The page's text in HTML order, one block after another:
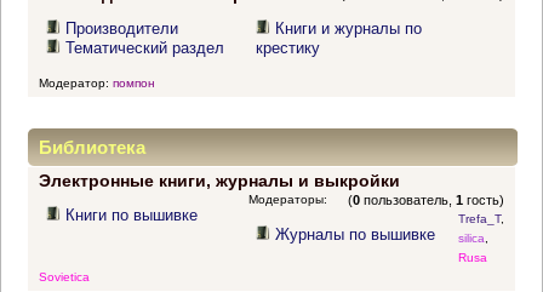
Производители
Тематический раздел
Книги и журналы по
крестику
Модератор: помпон
Библиотека
Электронные книги, журналы и выкройки
(0 пользователь,1 гость)
Книги по вышивке
Журналы по вышивке
Модераторы:
Trefa_T,
silica,
Rusa
Sovietica